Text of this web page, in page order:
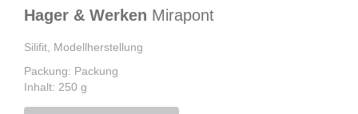
Hager & Werken Mirapont
Silifit, Modellherstellung
Packung: Packung
Inhalt: 250 g